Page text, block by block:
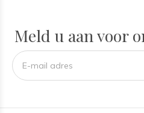
Meld u aan voor